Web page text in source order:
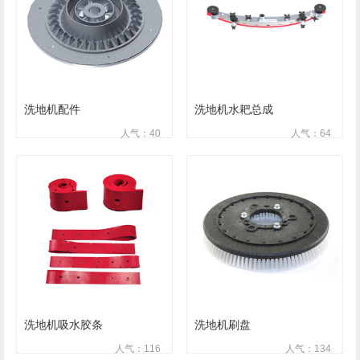
洗地机配件
人气：40
洗地机水耙总成
人气：64
洗地机吸水胶条
人气：116
洗地机刷盘
人气：134